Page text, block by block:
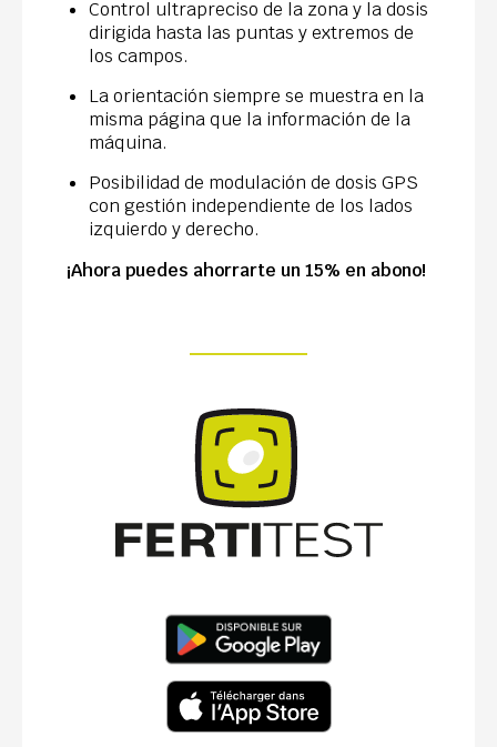
Control ultrapreciso de la zona y la dosis
dirigida hasta las puntas y extremos de
los campos.
La orientación siempre se muestra en la
misma página que la información de la
máquina.
Posibilidad de modulación de dosis GPS
con gestión independiente de los lados
izquierdo y derecho.
¡Ahora puedes ahorrarte un 15% en abono!